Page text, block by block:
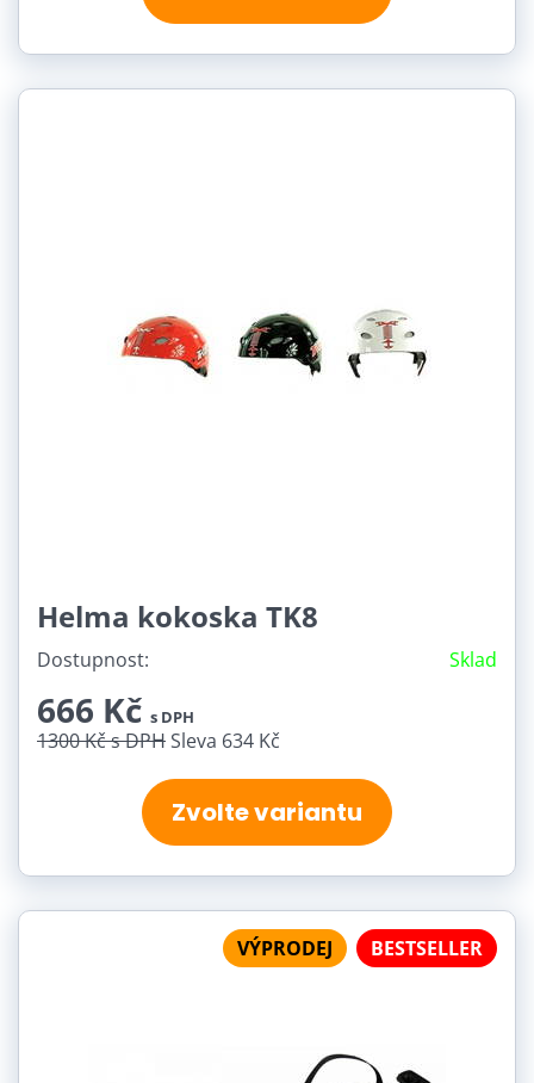
Helma kokoska TK8
Dostupnost: Sklad
666 Kč s DPH
1300 Kčs DPHSleva 634 Kč
Zvolte variantu
VÝPRODEJ BESTSELLER